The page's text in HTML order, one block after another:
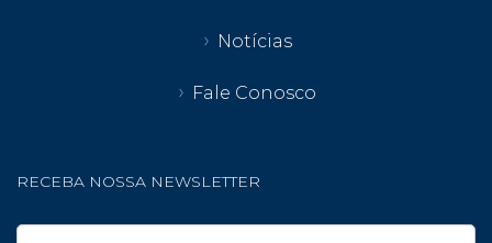
Notícias
Fale Conosco
RECEBA NOSSA NEWSLETTER